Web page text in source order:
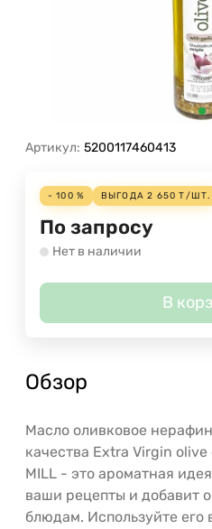
Артикул: 5200117460413
- 100 % ВЫГОДА2 650 Т/ШТ.
По запросу
Нет в наличии
В
Обзор
Масло оливковое
качества Extra Virgin olive
MILL - это ароматная
ваши рецепты и добавит
блюдам. Используйте его